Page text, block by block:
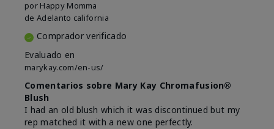
por Happy Momma
de Adelanto california
Comprador verificado
Evaluado en
marykay.com/en-us/
Comentarios sobre Mary Kay Chromafusion®
Blush
I had an old blush which it was discontinued but my
rep matched it with a new one perfectly.